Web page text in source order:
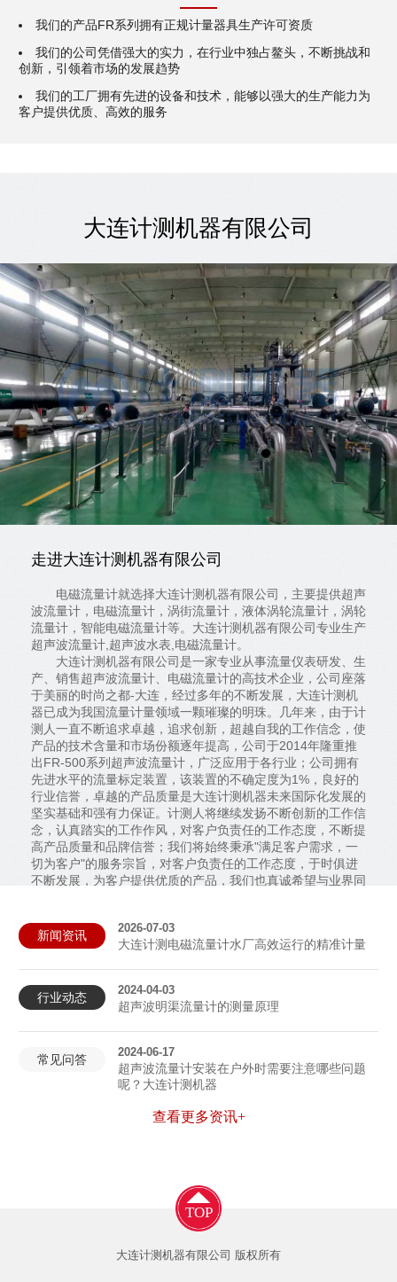
我们的产品FR系列拥有正规计量器具生产许可资质
我们的公司凭借强大的实力，在行业中独占鳌头，不断挑战和
创新，引领着市场的发展趋势
我们的工厂拥有先进的设备和技术，能够以强大的生产能力为
客户提供优质、高效的服务
大连计测机器有限公司
走进大连计测机器有限公司
电磁流量计就选择大连计测机器有限公司，主要提供超声
波流量计，电磁流量计，涡街流量计，液体涡轮流量计，涡轮
流量计，智能电磁流量计等。大连计测机器有限公司专业生产
超声波流量计,超声波水表,电磁流量计。
大连计测机器有限公司是一家专业从事流量仪表研发、生
产、销售超声波流量计、电磁流量计的高技术企业，公司座落
于美丽的时尚之都-大连，经过多年的不断发展，大连计测机
器已成为我国流量计量领域一颗璀璨的明珠。几年来，由于计
测人一直不断追求卓越，追求创新，超越自我的工作信念，使
产品的技术含量和市场份额逐年提高，公司于2014年隆重推
出FR-500系列超声波流量计，广泛应用于各行业；公司拥有
先进水平的流量标定装置，该装置的不确定度为1%，良好的
行业信誉，卓越的产品质量是大连计测机器未来国际化发展的
坚实基础和强有力保证。计测人将继续发扬不断创新的工作信
念，认真踏实的工作作风，对客户负责任的工作态度，不断提
高产品质量和品牌信誉；我们将始终秉承"满足客户需求，一
切为客户"的服务宗旨，对客户负责任的工作态度，于时俱进
不断发展，为客户提供优质的产品，我们也真诚希望与业界同
查看更多
新闻资讯
2026-07-03
大连计测电磁流量计水厂高效运行的精准计量
行业动态
2024-04-03
超声波明渠流量计的测量原理
常见问答
2024-06-17
超声波流量计安装在户外时需要注意哪些问题
呢？大连计测机器
查看更多资讯+
TOP
大连计测机器有限公司 版权所有